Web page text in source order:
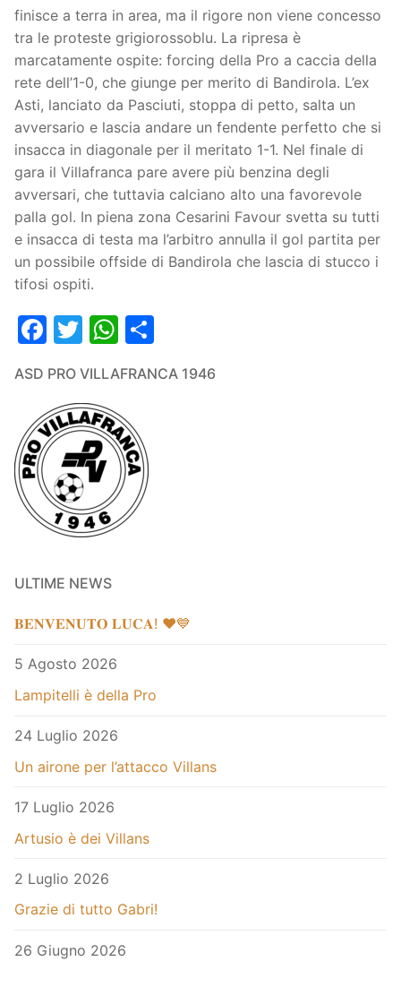
finisce a terra in area, ma il rigore non viene concesso
tra le proteste grigiorossoblu. La ripresa è
marcatamente ospite: forcing della Pro a caccia della
rete dell’1-0, che giunge per merito di Bandirola. L’ex
Asti, lanciato da Pasciuti, stoppa di petto, salta un
avversario e lascia andare un fendente perfetto che si
insacca in diagonale per il meritato 1-1. Nel finale di
gara il Villafranca pare avere più benzina degli
avversari, che tuttavia calciano alto una favorevole
palla gol. In piena zona Cesarini Favour svetta su tutti
e insacca di testa ma l’arbitro annulla il gol partita per
un possibile offside di Bandirola che lascia di stucco i
tifosi ospiti.
Facebook
TwitterWhatsApp
ASD PRO VILLAFRANCA 1946
ULTIME NEWS
𝐁𝐄𝐍𝐕𝐄𝐍𝐔𝐓𝐎 𝐋𝐔𝐂𝐀! ❤️💙
5 Agosto 2026
Lampitelli è della Pro
24 Luglio 2026
Un airone per l’attacco Villans
17 Luglio 2026
Artusio è dei Villans
2 Luglio 2026
Grazie di tutto Gabri!
26 Giugno 2026